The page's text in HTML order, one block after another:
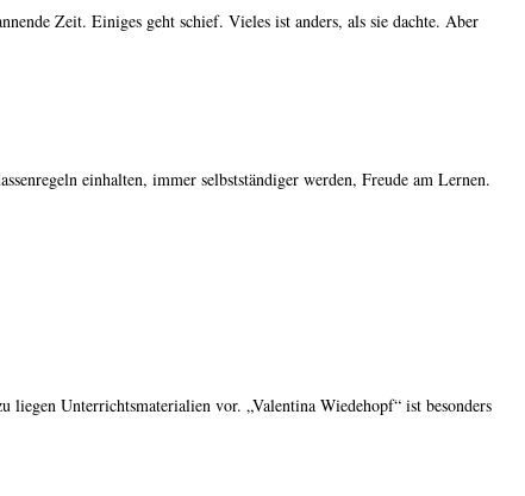
Zeit. Einiges geht schief. Vieles ist anders, als sie dachte. Aber
einhalten, immer selbstständiger werden, Freude am Lernen.
Unterrichtsmaterialien vor. „Valentina Wiedehopf“ ist besonders